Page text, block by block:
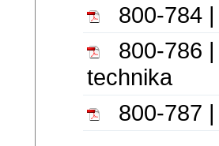
800-784
800-786
technika
800-787